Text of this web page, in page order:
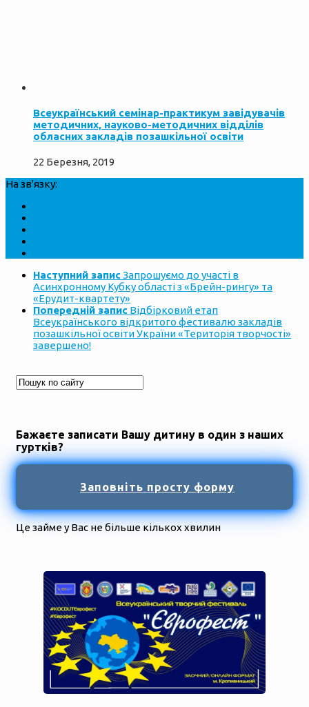
Всеукраїнський семінар-практикум завідувачів
методичних, науково-методичних відділів
обласних закладів позашкільної освіти
22 Березня, 2019
На зв'язку:
Наступний записЗапрошуємо до участі в
Асинхронному Кубку області з «Брейн-рингу» та
«Ерудит-квартету»
Попередній запис Відбірковий етап
Всеукраїнського відкритого фестивалю закладів
позашкільної освіти України «Територія творчості»
завершено!
Бажаєте записати Вашу дитину в один з наших
гуртків?
Заповніть просту форму
Це займе у Вас не більше кількох хвилин